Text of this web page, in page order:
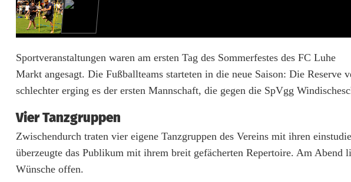
b
e
i
m
w
e
i
Sportveranstaltungen waren am ersten Tag des Sommerfestes des FC Luhe
Markt angesagt. Die Fußballteams starteten in die neue Saison: Die
schlechter erging es der ersten Mannschaft, die gegen die SpVgg
Vier Tanzgruppen
Zwischendurch traten vier eigene Tanzgruppen des Vereins mit ihren
überzeugte das Publikum mit ihrem breit gefächerten Repertoire. Am Abend
Wünsche offen.